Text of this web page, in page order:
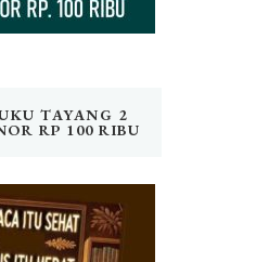
TAYANG 2
RP 100 RIBU